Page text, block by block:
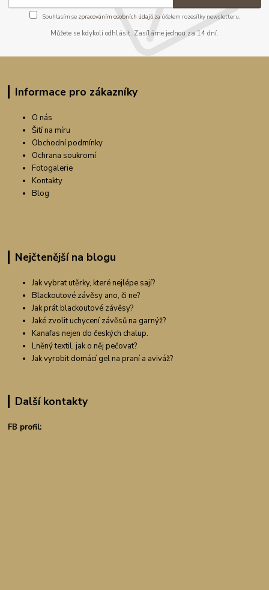
Souhlasím se zpracováním osobních údajůza účelem rozesílky newsletteru.
Můžete se kdykoli odhlásit. Zasíláme jednou za 14 dní.
Informace pro zákazníky
O nás
Šití na míru
Obchodní podmínky
Ochrana soukromí
Fotogalerie
Kontakty
Blog
Nejčtenější na blogu
Jak vybrat utěrky, které nejlépe sají?
Blackoutové závěsy ano, či ne?
Jak prát blackoutové závěsy?
Jaké zvolit uchycení závěsů na garnýž?
Kanafas nejen do českých chalup.
Lněný textil, jak o něj pečovat?
Jak vyrobit domácí gel na praní a aviváž?
Další kontakty
FB profil: